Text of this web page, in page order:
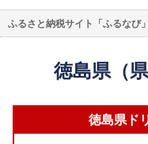
ふるさと納税サイト「ふるなび」
徳島県（
徳島県ド